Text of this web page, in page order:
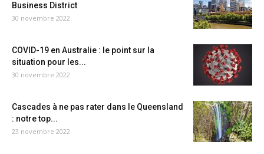
Business District
30 novembre 2022
COVID-19 en Australie : le point sur la
situation pour les...
30 novembre 2022
Cascades à ne pas rater dans le Queensland
: notre top...
23 novembre 2022